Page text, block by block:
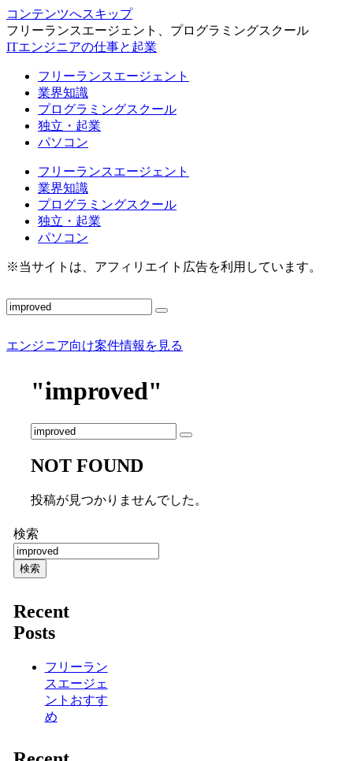
コンテンツへスキップ
フリーランスエージェント、プログラミングスクール
ITエンジニアの仕事と起業
フリーランスエージェント
業界知識
プログラミングスクール
独立・起業
パソコン
フリーランスエージェント
業界知識
プログラミングスクール
独立・起業
パソコン
※当サイトは、アフィリエイト広告を利用しています。
エンジニア向け案件情報を見る
"improved"
NOT FOUND
投稿が見つかりませんでした。
検索
検索
Recent
Posts
フリーラン
スエージェ
ントおすす
め